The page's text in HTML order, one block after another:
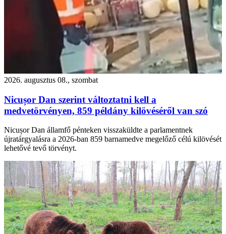
2026. augusztus 08., szombat
Nicușor Dan szerint változtatni kell a
medvetörvényen, 859 példány kilövéséről van szó
Nicușor Dan államfő pénteken visszaküldte a parlamentnek
újratárgyalásra a 2026-ban 859 barnamedve megelőző célú kilövését
lehetővé tevő törvényt.